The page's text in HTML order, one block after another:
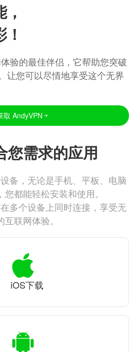
验的最佳伴侣，它帮助您突破
让您可以尽情地享受这个无界
取 AndyVPN
您需求的应用
备，无论是手机、平板、电脑
都能轻松安装和使用。
多个设备上同时连接，享受无
互联网体验。
iOS下载